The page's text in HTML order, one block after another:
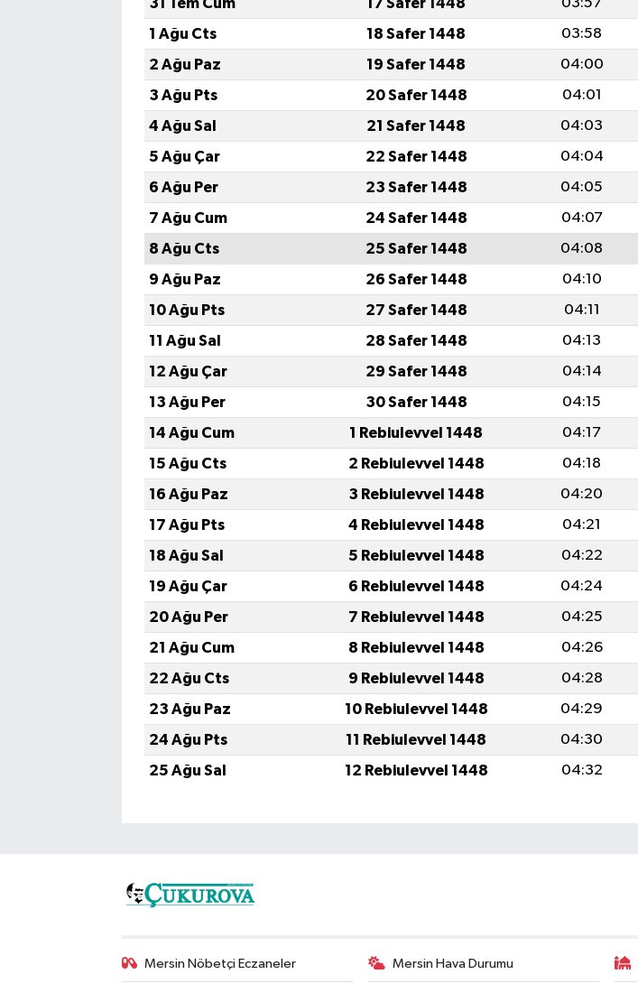
1 Ağu Cts
18 Safer 1448 03:58
2 Ağu Paz
19 Safer 1448 04:00
3 Ağu Pts
20 Safer 1448 04:01
4 Ağu Sal
21 Safer 1448 04:03
5 Ağu Çar
22 Safer 1448 04:04
6 Ağu Per
23 Safer 1448 04:05
7 Ağu Cum
24 Safer 1448 04:07
8 Ağu Cts
25 Safer 1448 04:08
9 Ağu Paz
26 Safer 1448 04:10
10 Ağu Pts
27 Safer 1448 04:11
11 Ağu Sal
28 Safer 1448 04:13
12 Ağu Çar
29 Safer 1448 04:14
13 Ağu Per
30 Safer 1448 04:15
14 Ağu Cum
1 Rebiulevvel 1448 04:17
15 Ağu Cts
2 Rebiulevvel 1448 04:18
16 Ağu Paz
3 Rebiulevvel 1448 04:20
17 Ağu Pts
4 Rebiulevvel 1448 04:21
18 Ağu Sal
5 Rebiulevvel 1448 04:22
19 Ağu Çar
6 Rebiulevvel 1448 04:24
20 Ağu Per
7 Rebiulevvel 1448 04:25
21 Ağu Cum
8 Rebiulevvel 1448 04:26
22 Ağu Cts
9 Rebiulevvel 1448 04:28
23 Ağu Paz
10 Rebiulevvel 1448 04:29
24 Ağu Pts
11 Rebiulevvel 1448 04:30
25 Ağu Sal
12 Rebiulevvel 1448 04:32
Mersin Nöbetçi Eczaneler Mersin Hava Durumu